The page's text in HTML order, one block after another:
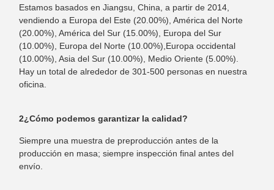
Estamos basados en Jiangsu, China, a partir de 2014,
vendiendo a Europa del Este (20.00%), América del Norte
(20.00%), América del Sur (15.00%), Europa del Sur
(10.00%), Europa del Norte (10.00%),Europa occidental
(10.00%), Asia del Sur (10.00%), Medio Oriente (5.00%).
Hay un total de alrededor de 301-500 personas en nuestra
oficina.
2¿Cómo podemos garantizar la calidad?
Siempre una muestra de preproducción antes de la
producción en masa; siempre inspección final antes del
envío.